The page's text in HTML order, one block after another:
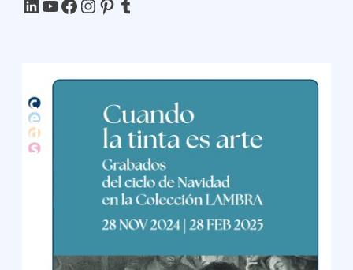
LinkedIn
YouTube
Facebook
Instagram
Pinterest
Tumblr